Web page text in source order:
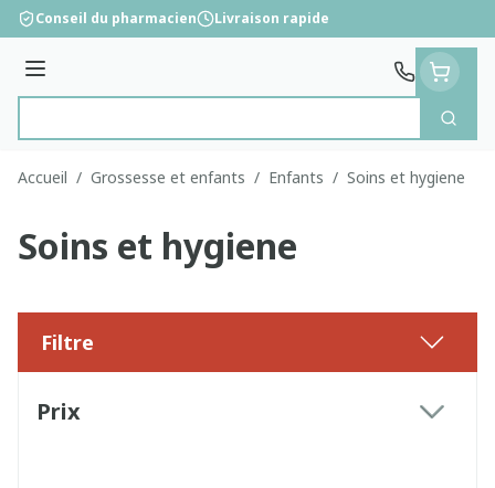
Aller au contenu
Conseil du pharmacien Livraison rapide
Menu
Accueil / Grossesse et enfants / Enfants / Soins et hygiene
Soins et hygiene
Filtre
Prix